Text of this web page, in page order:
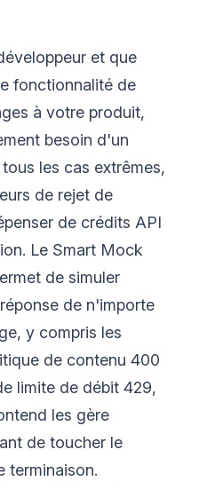
et que
fonctionnalité de
à votre produit,
besoin d'un
les cas extrêmes,
de rejet de
de crédits API
Le Smart Mock
de simuler
de n'importe
y compris les
de contenu 400
limite de débit 429,
les gère
de toucher le
terminaison.